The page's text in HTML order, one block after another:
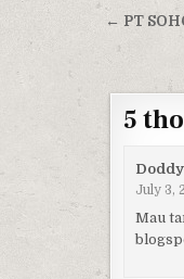
Post
← PT
5
July 3,
Mau